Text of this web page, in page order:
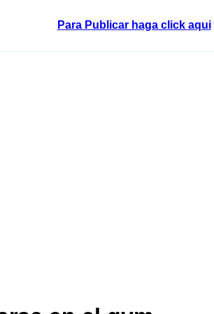
Para Publicar haga click aqui|